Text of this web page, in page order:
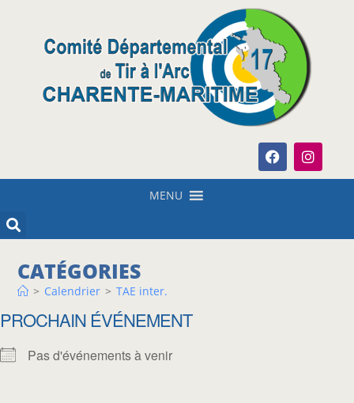
MENU
CATÉGORIES
> Calendrier > TAE inter.
PROCHAIN ÉVÉNEMENT
Pas d'événements à venir